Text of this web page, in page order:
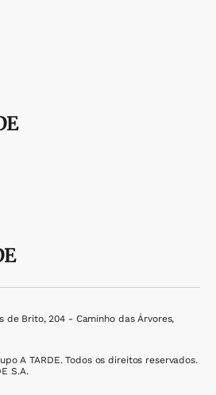
de Brito, 204 - Caminho das Árvores,
A TARDE. Todos os direitos reservados.
S.A.